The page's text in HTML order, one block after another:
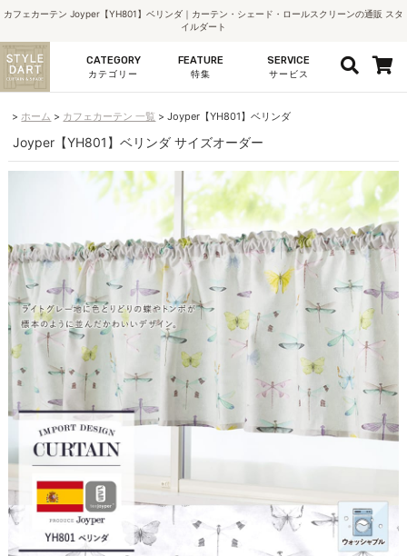
カフェカーテン Joyper【YH801】ベリンダ｜カーテン・シェード・ロールスクリーンの通販 スタ
イルダート
CATEGORY
カテゴリー
FEATURE
特集
SERVICE
サービス
ホーム カフェカーテン 一覧 Joyper【YH801】ベリンダ
Joyper【YH801】ベリンダ サイズオーダー